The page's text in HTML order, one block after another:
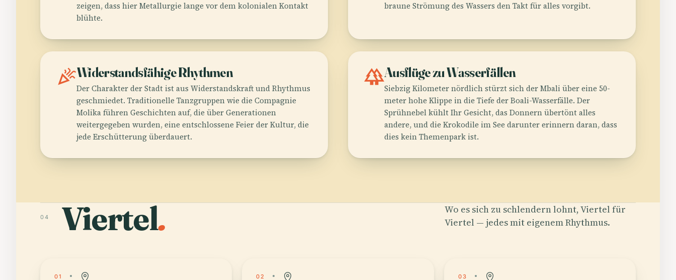
zeigen, dass hier Metallurgie lange vor dem kolonialen Kontakt
blühte.
braune Strömung des Wassers den Takt für alles vorgibt.
celebrationWiderstandsfähige Rhythmen
Der Charakter der Stadt ist aus Widerstandskraft und Rhythmus
geschmiedet. Traditionelle Tanzgruppen wie die Compagnie
Molika führen Geschichten auf, die über Generationen
weitergegeben wurden, eine entschlossene Feier der Kultur, die
jede Erschütterung überdauert.
forestAusflüge zu Wasserfällen
Siebzig Kilometer nördlich stürzt sich der Mbali über eine 50-
meter hohe Klippe in die Tiefe der Boali-Wasserfälle. Der
Sprühnebel kühlt Ihr Gesicht, das Donnern übertönt alles
andere, und die Krokodile im See darunter erinnern daran, dass
dies kein Themenpark ist.
04 Viertel.
Wo es sich zu schlendern lohnt, Viertel für
Viertel — jedes mit eigenem Rhythmus.
01 02 03